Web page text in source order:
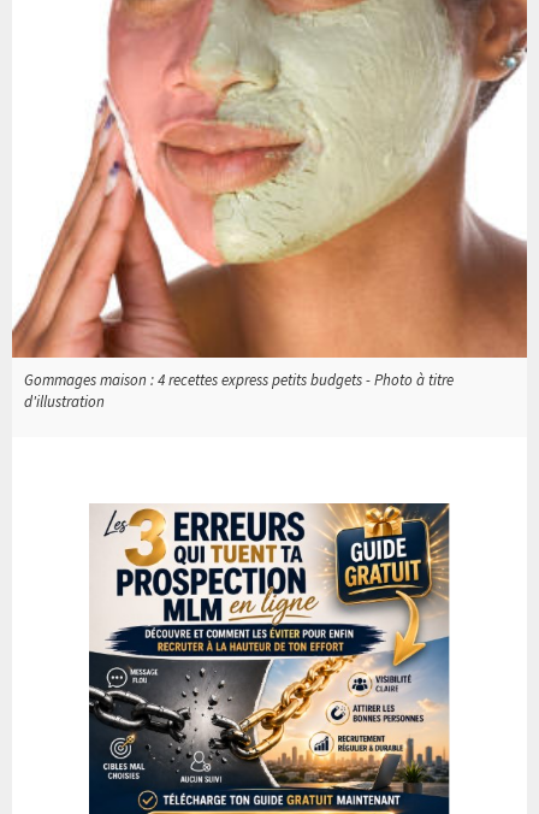
Gommages maison : 4 recettes express petits budgets - Photo à titre
d'illustration